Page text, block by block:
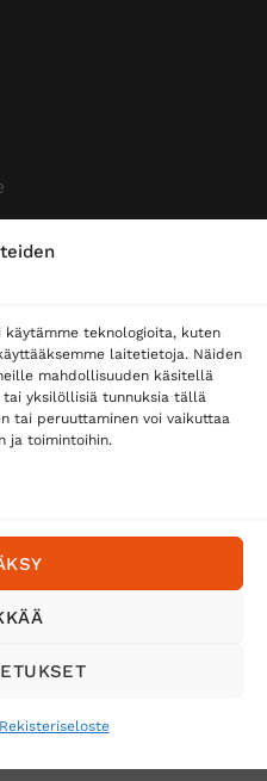
käytämme teknologioita, kuten
laitetietoja. Näiden
mahdollisuuden käsitellä
yksilöllisiä tunnuksia tällä
tai peruuttaminen voi vaikuttaa
ja toimintoihin.